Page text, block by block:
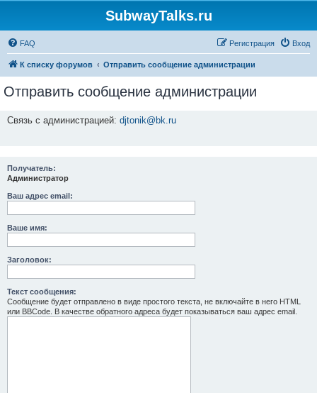
SubwayTalks.ru
FAQ Вход
Регистрация
К списку форумов Отправить сообщение администрации
Отправить сообщение администрации
Связь с администрацией: djtonik@bk.ru
Получатель:
Администратор
Ваш адрес email:
Ваше имя:
Заголовок:
Текст сообщения:
Сообщение будет отправлено в виде простого текста, не включайте в него HTML
или BBCode. В качестве обратного адреса будет показываться ваш адрес email.